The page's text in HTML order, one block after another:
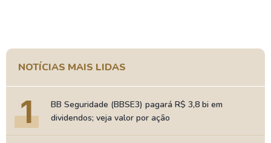
NOTÍCIAS MAIS LIDAS
1
BB Seguridade (BBSE3) pagará R$ 3,8 bi em
dividendos; veja valor por ação